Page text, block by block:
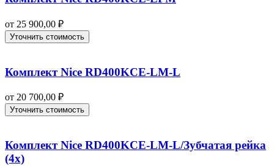
от 25 900,00 ₽
Уточнить стоимость
Комплект Nice RD400KCE-LM-L
от 20 700,00 ₽
Уточнить стоимость
Комплект Nice RD400KCE-LM-L/Зубчатая рейка
(4x)